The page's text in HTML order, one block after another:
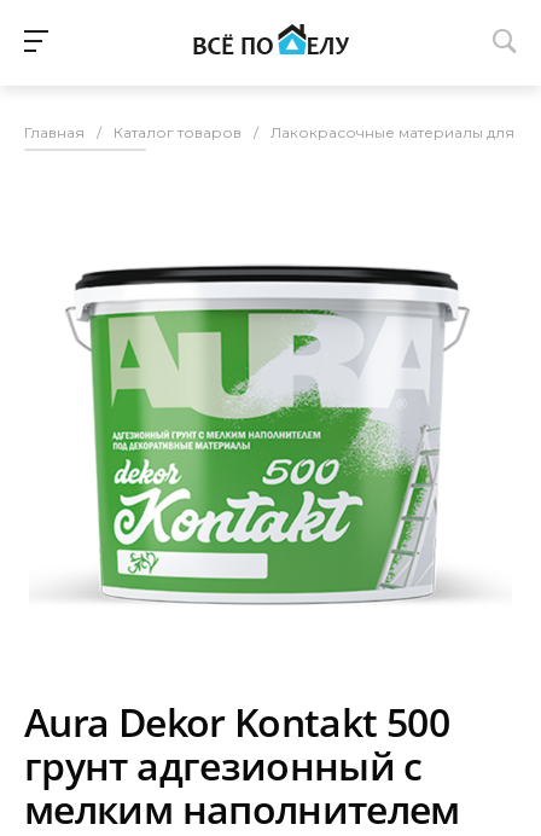
Главная / Каталог товаров / Лакокрасочные материалы для
Aura Dekor Kontakt 500
грунт адгезионный с
мелким наполнителем